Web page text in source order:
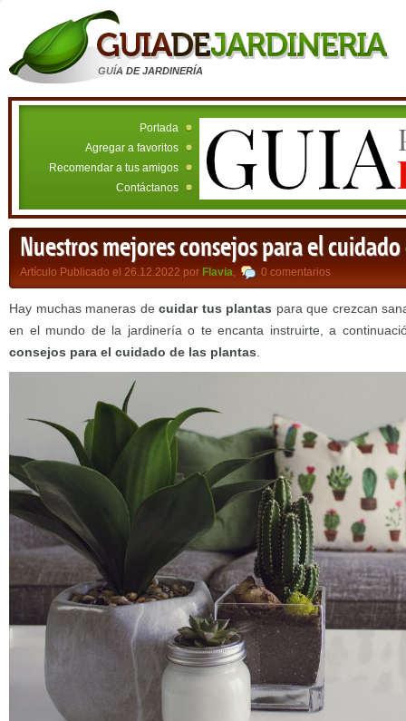
GUÍA DE JARDINERÍA
Portada
Agregar a favoritos
Recomendar a tus amigos
Contáctanos
Nuestros mejores consejos para el
Artículo Publicado el 26.12.2022 por Flavia, 0 comentarios
Hay muchas maneras decuidar tus plantas para que crezcan
en el mundo de la jardinería o te encanta instruirte, a
consejos para el cuidado de las plantas